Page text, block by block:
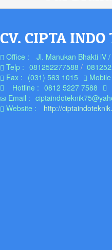
CV. CIPTA INDO
Office :
Jl. Manukan Bhakti lV
Telp : 081252277588
Fax : (031) 563 1015
Hotline : 0812 5227 7588
Email :
Website :
http://